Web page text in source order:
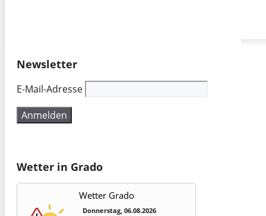
Newsletter
E-Mail-Adresse
Wetter in Grado
Wetter Grado
Donnerstag, 06.08.2026